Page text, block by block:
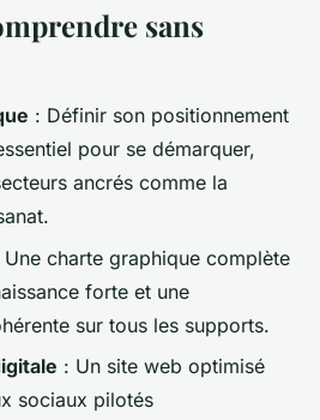
sans
: Définir son positionnement
pour se démarquer,
ancrés comme la
Une charte graphique complète
forte et une
sur tous les supports.
: Un site web optimisé
sociaux pilotés